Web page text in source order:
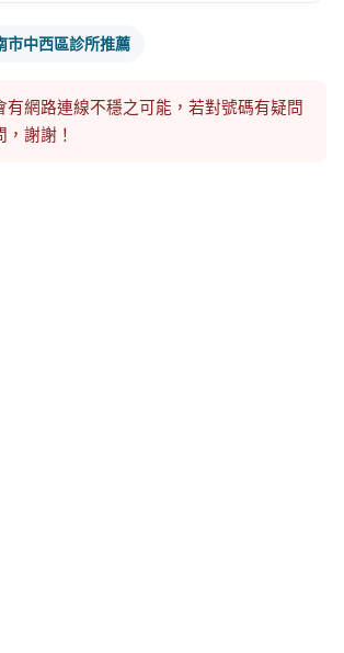
市中西區診所推薦
有網路連線不穩之可能，若對號碼有疑問
謝謝！